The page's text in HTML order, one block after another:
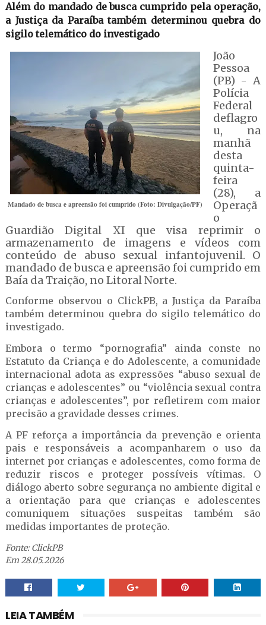
Além do mandado de busca cumprido pela operação,
a Justiça da Paraíba também determinou quebra do
sigilo telemático do investigado
Mandado de busca e apreensão foi cumprido (Foto: Divulgação/PF)
João
Pessoa
(PB) - A
Polícia
Federal
deflagro
u, na
manhã
desta
quinta-
feira
(28), a
Operaçã
o
Guardião Digital XI que visa reprimir o
armazenamento de imagens e vídeos com
conteúdo de abuso sexual infantojuvenil. O
mandado de busca e apreensão foi cumprido em
Baía da Traição, no Litoral Norte.
Conforme observou o ClickPB, a Justiça da Paraíba
também determinou quebra do sigilo telemático do
investigado.
Embora o termo “pornografia” ainda conste no
Estatuto da Criança e do Adolescente, a comunidade
internacional adota as expressões “abuso sexual de
crianças e adolescentes” ou “violência sexual contra
crianças e adolescentes”, por refletirem com maior
precisão a gravidade desses crimes.
A PF reforça a importância da prevenção e orienta
pais e responsáveis a acompanharem o uso da
internet por crianças e adolescentes, como forma de
reduzir riscos e proteger possíveis vítimas. O
diálogo aberto sobre segurança no ambiente digital e
a orientação para que crianças e adolescentes
comuniquem situações suspeitas também são
medidas importantes de proteção.
Fonte: ClickPB
Em 28.05.2026
LEIA TAMBÉM